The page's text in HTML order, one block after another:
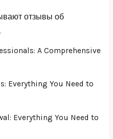
отзывы об
A Comprehensive
Everything You Need to
Everything You Need to